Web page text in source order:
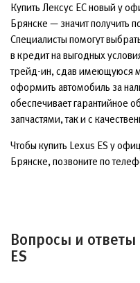
Купить Лексус ЕС новый у
Брянске — значит получить
Специалисты помогут
в кредит на выгодных
трейд-ин, сдав имеющуюся
оформить автомобиль за
обеспечивает гарантийное
запчастями, так и с
Чтобы купить Lexus ES у
Брянске, позвоните по
Вопросы и
ES